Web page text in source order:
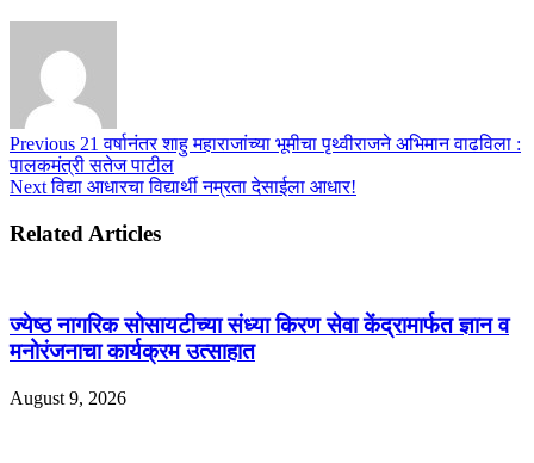
Previous 21 वर्षानंतर शाहु महाराजांच्या भूमीचा पृथ्वीराजने अभिमान वाढविला :
पालकमंत्री सतेज पाटील
Nextविद्या आधारचा विद्यार्थी नम्रता देसाईला आधार!
Related Articles
ज्येष्ठ नागरिक सोसायटीच्या संध्या किरण सेवा केंद्रामार्फत ज्ञान व
मनोरंजनाचा कार्यक्रम उत्साहात
August 9, 2026